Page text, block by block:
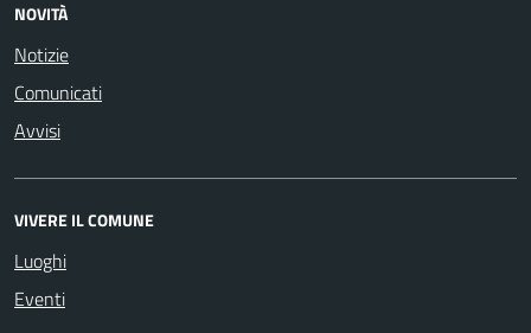
NOVITÀ
Notizie
Comunicati
Avvisi
VIVERE IL COMUNE
Luoghi
Eventi